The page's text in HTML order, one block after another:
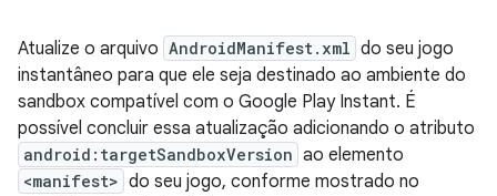
Atualize o arquivo AndroidManifest.xml do seu jogo
instantâneo para que ele seja destinado ao ambiente do
sandbox compatível com o Google Play Instant. É
possível concluir essa atualização adicionando o atributo
android:targetSandboxVersion ao elemento
<manifest> do seu jogo, conforme mostrado no